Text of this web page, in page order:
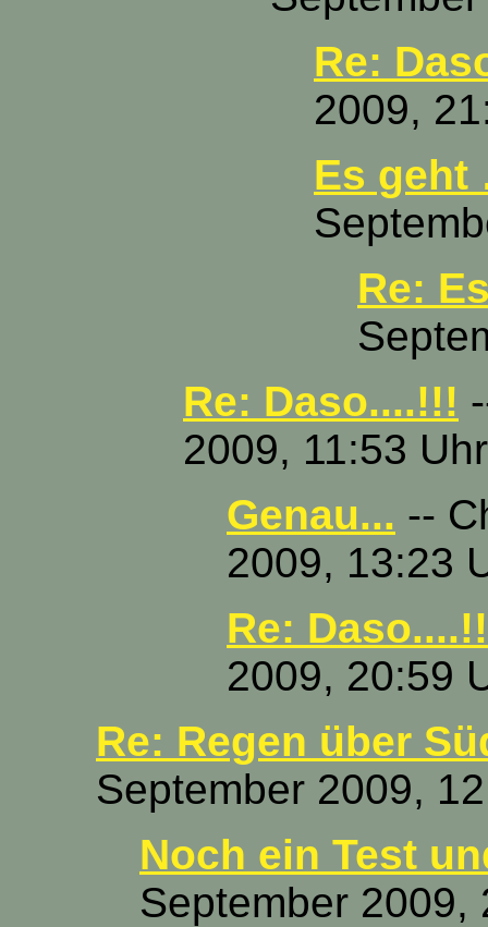
Re:
2009,
Es
Re:
Re: Daso....!!!
2009, 11:53 Uhr
Genau... --
2009, 13:23
Re:
2009, 20:59
Re: Regen über
September 2009,
Noch ein Test
September 2009,